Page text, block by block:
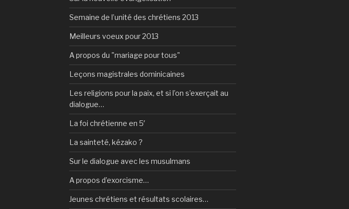
Semaine de l’unité des chrétiens 2013
Meilleurs voeux pour 2013
A propos du "mariage pour tous"
Leçons magistrales dominicaines
Les religions pour la paix, et si l’on s’exerçait au
dialogue…
La foi chrétienne en 5′
La sainteté, kézako ?
Sur le dialogue avec les musulmans
A propos d’exorcisme…
Jeunes chrétiens et résultats scolaires…